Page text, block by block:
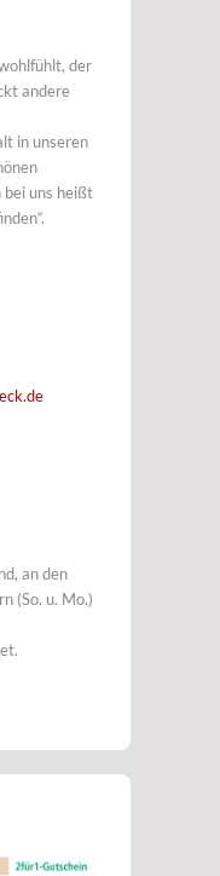
der
andere
in unseren
bei uns heißt
an den
(So. u. Mo.)